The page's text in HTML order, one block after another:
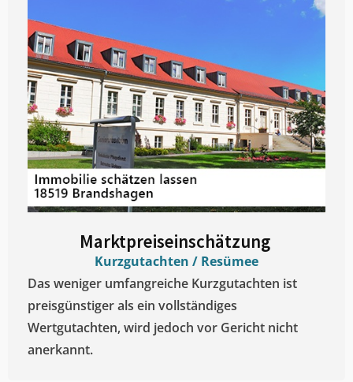
Marktpreiseinschätzung ​
Kurzgutachten / Resümee
Das weniger umfangreiche Kurzgutachten ist
preisgünstiger als ein vollständiges
Wertgutachten, wird jedoch vor Gericht nicht
anerkannt.